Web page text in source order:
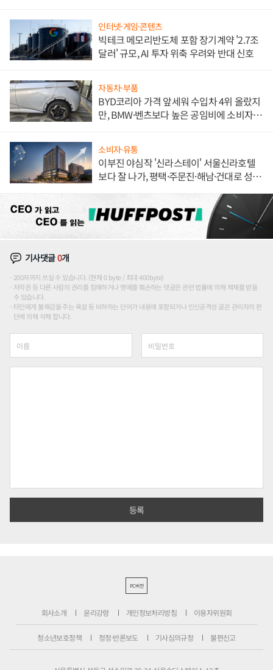
인터넷·게임·콘텐츠
빅테크 메모리반도체 포함 장기계약 '2.7조
달러' 규모, AI 투자 위축 우려와 반대 신호
자동차·부품
BYD코리아 가격 앞세워 수입차 4위 올랐지
만, BMW·벤츠보다 높은 공임비에 소비자
소비자·유통
이부진 야심작 '신라스테이' 서울신라호텔
보다 잘 나가, 평택·주문진·해남·건대로 성
기사댓글0개
200자까지 쓰실 수 있습니다. (현재 0 byte / 최대 400byte)
저작권 등 다른 사람의 권리를 침해하거나 명예를 훼손하는 댓글은 관련 법률에 의해 제재를 받을
수 있습니다.
타인에게 불쾌감을 주는 욕설 등 비하하는 단어가 내용에 포함되거나 인신공격성 글은 관리자의 판
단에 의해 삭제 합니다.
PC버전
회사소개 윤리강령 개인정보처리방침 이용자위원회
청소년보호정책 정정·반론보도 기사심의규정 불편신고